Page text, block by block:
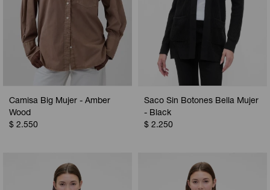
Camisa Big Mujer - Amber
Wood
$ 2.550
Saco Sin Botones Bella Mujer
- Black
$ 2.250